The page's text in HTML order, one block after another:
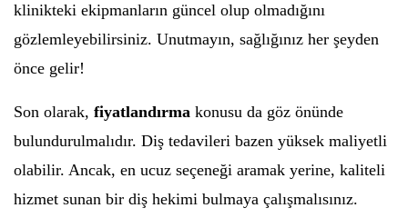
klinikteki ekipmanların güncel olup olmadığını
gözlemleyebilirsiniz. Unutmayın, sağlığınız her şeyden
önce gelir!
Son olarak, fiyatlandırma konusu da göz önünde
bulundurulmalıdır. Diş tedavileri bazen yüksek maliyetli
olabilir. Ancak, en ucuz seçeneği aramak yerine, kaliteli
hizmet sunan bir diş hekimi bulmaya çalışmalısınız.